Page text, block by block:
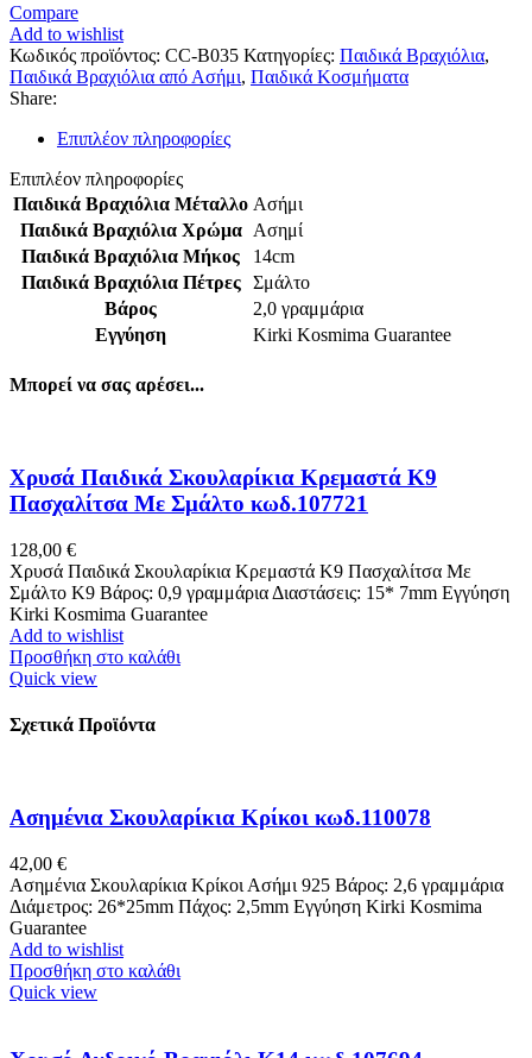
Compare
Add to wishlist
Κωδικός προϊόντος: CC-B035 Κατηγορίες: Παιδικά Βραχιόλια,
Παιδικά Βραχιόλια από Ασήμι, Παιδικά Κοσμήματα
Share:
Επιπλέον πληροφορίες
Επιπλέον πληροφορίες
Παιδικά Βραχιόλια Μέταλλο Ασήμι
Παιδικά Βραχιόλια Χρώμα
Ασημί
Παιδικά Βραχιόλια Μήκος
14cm
Παιδικά Βραχιόλια Πέτρες
Σμάλτο
Βάρος
2,0 γραμμάρια
Εγγύηση
Kirki Kosmima Guarantee
Μπορεί να σας αρέσει...
Χρυσά Παιδικά Σκουλαρίκια Κρεμαστά Κ9
Πασχαλίτσα Με Σμάλτο κωδ.107721
128,00 €
Χρυσά Παιδικά Σκουλαρίκια Κρεμαστά Κ9 Πασχαλίτσα Με
Σμάλτο K9 Βάρος: 0,9 γραμμάρια Διαστάσεις: 15* 7mm Εγγύηση
Kirki Kosmima Guarantee
Add to wishlist
Προσθήκη στο καλάθι
Quick view
Σχετικά Προϊόντα
Ασημένια Σκουλαρίκια Κρίκοι κωδ.110078
42,00 €
Ασημένια Σκουλαρίκια Κρίκοι Ασήμι 925 Βάρος: 2,6 γραμμάρια
Διάμετρος: 26*25mm Πάχος: 2,5mm Εγγύηση Kirki Kosmima
Guarantee
Add to wishlist
Προσθήκη στο καλάθι
Quick view